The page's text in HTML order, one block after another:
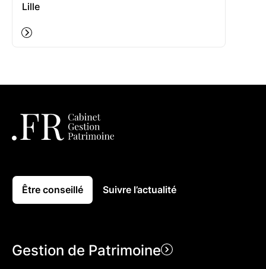
Lille
Être conseillé Suivre l’actualité
Gestion de Patrimoine